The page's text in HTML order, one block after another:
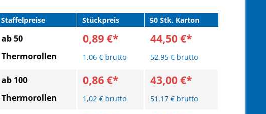
Staffelpreise Stückpreis 50 Stk. Karton
ab 50
Thermorollen
0,89 €*
1,06 € brutto
44,50 €*
52,95 € brutto
ab 100
Thermorollen
0,86 €*
1,02 € brutto
43,00 €*
51,17 € brutto